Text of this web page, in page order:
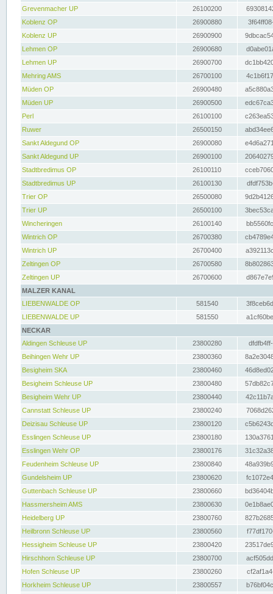
Grevenmacher UP
26100200
Koblenz OP
26900880
Koblenz UP
26900900
Lehmen OP
26900680
Lehmen UP
26900700
Mehring AMS
26700100
Müden OP
26900480
Müden UP
26900500
Perl
26100100
Ruwer
26500150
Sankt Aldegund OP
26900080
Sankt Aldegund UP
26900100
Stadtbredimus OP
26100110
Stadtbredimus UP
26100130
Trier OP
26500080
Trier UP
26500100
Wincheringen
26100140
Wintrich OP
26700380
Wintrich UP
26700400
Zeltingen OP
26700580
Zeltingen UP
26700600
MALZER KANAL
LIEBENWALDE OP
581540
LIEBENWALDE UP
581550
NECKAR
Aldingen Schleuse UP
23800280
Beihingen Wehr UP
23800360
Besigheim SKA
23800460
Besigheim Schleuse UP
23800480
Besigheim Wehr UP
23800440
Cannstatt Schleuse UP
23800240
Deizisau Schleuse UP
23800120
Esslingen Schleuse UP
23800180
Esslingen Wehr OP
23800176
Feudenheim Schleuse UP
23800840
Gundelsheim UP
23800620
Guttenbach Schleuse UP
23800660
Hassmersheim AMS
23800630
Heidelberg UP
23800760
Heilbronn Schleuse UP
23800560
Hessigheim Schleuse UP
23800420
Hirschhorn Schleuse UP
23800700
Hofen Schleuse UP
23800260
Horkheim Schleuse UP
23800557